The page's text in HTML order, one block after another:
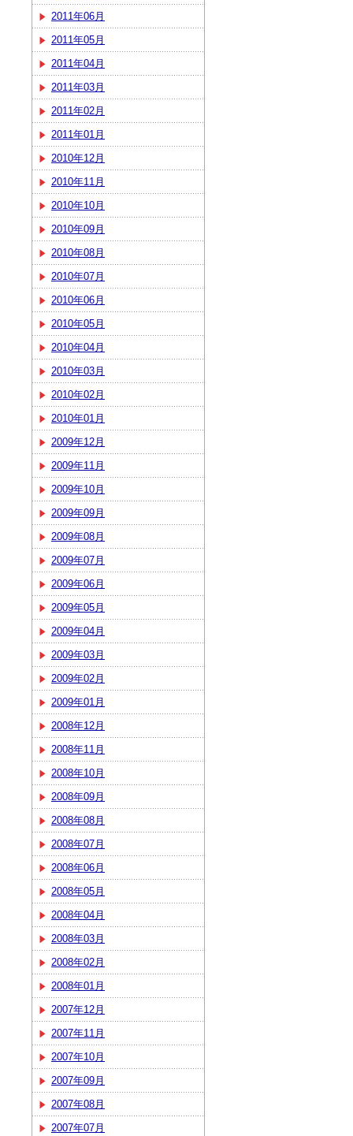
2011年06月
2011年05月
2011年04月
2011年03月
2011年02月
2011年01月
2010年12月
2010年11月
2010年10月
2010年09月
2010年08月
2010年07月
2010年06月
2010年05月
2010年04月
2010年03月
2010年02月
2010年01月
2009年12月
2009年11月
2009年10月
2009年09月
2009年08月
2009年07月
2009年06月
2009年05月
2009年04月
2009年03月
2009年02月
2009年01月
2008年12月
2008年11月
2008年10月
2008年09月
2008年08月
2008年07月
2008年06月
2008年05月
2008年04月
2008年03月
2008年02月
2008年01月
2007年12月
2007年11月
2007年10月
2007年09月
2007年08月
2007年07月